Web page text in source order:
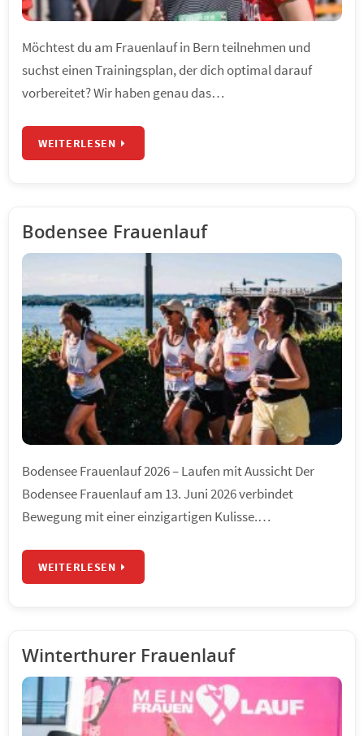
Möchtest du am Frauenlauf in Bern teilnehmen und
suchst einen Trainingsplan, der dich optimal darauf
vorbereitet? Wir haben genau das…
WEITERLESEN
Bodensee Frauenlauf
Bodensee Frauenlauf 2026 – Laufen mit Aussicht Der
Bodensee Frauenlauf am 13. Juni 2026 verbindet
Bewegung mit einer einzigartigen Kulisse.…
WEITERLESEN
Winterthurer Frauenlauf